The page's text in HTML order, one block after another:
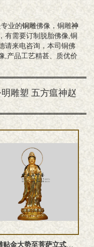
业的铜雕佛像，铜雕神
有需要订制脱胎佛像,铜
请来电咨询，本司铜佛
,产品工艺精甚、质优价
雕塑 五方瘟神赵